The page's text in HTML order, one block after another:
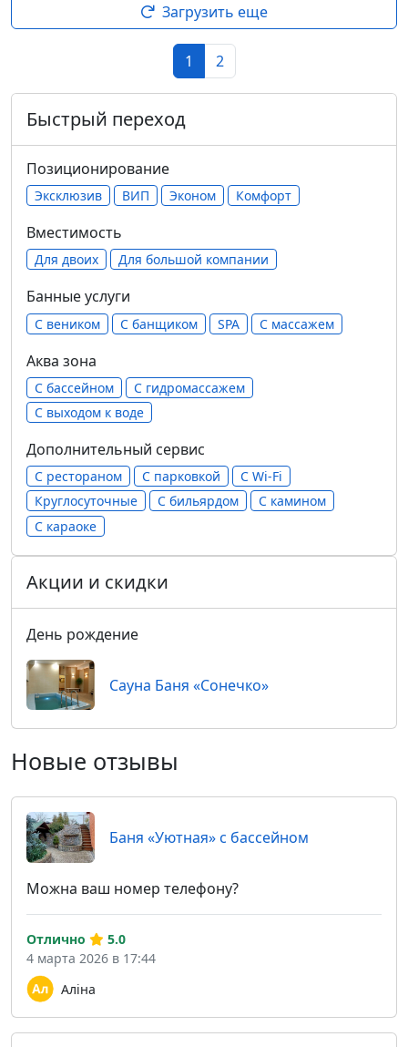
Загрузить еще
1 2
Быстрый переход
Позиционирование
Эксклюзив ВИП Эконом Комфорт
Вместимость
Для двоих Для большой компании
Банные услуги
С веником С банщиком SPA С массажем
Аква зона
С бассейном
С гидромассажем
С выходом к воде
Дополнительный сервис
С рестораном С парковкой
С Wi-Fi
Круглосуточные
С бильярдом
С камином
С караоке
Акции и скидки
День рождение
Сауна Баня «Сонечко»
Новые отзывы
Баня «Уютная» с бассейном
Можна ваш номер телефону?
Аліна
Отлично
5.0
4 марта 2026 в 17:44